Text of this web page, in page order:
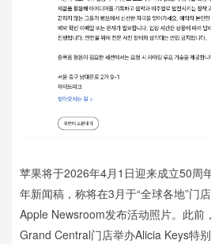
苹果将于2026年4月1日迎来成立50周
年新闻稿，称将在3月于“全球各地”门
Apple Newsroom发布活动照片。此前
Grand Central门店举办Alicia Keys特别